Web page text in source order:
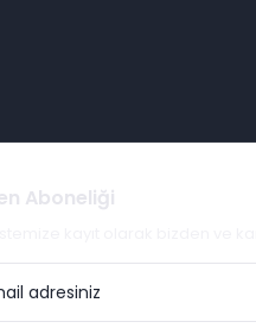
Aboneliği